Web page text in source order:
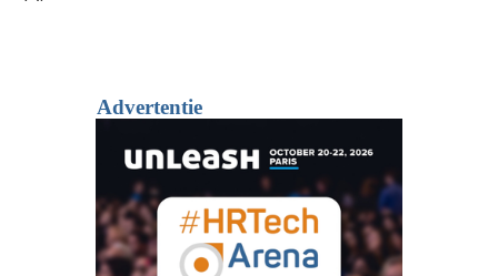
Advertentie